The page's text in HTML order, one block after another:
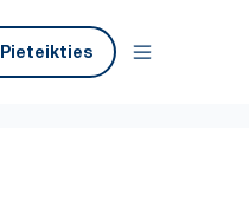
Pieteikties